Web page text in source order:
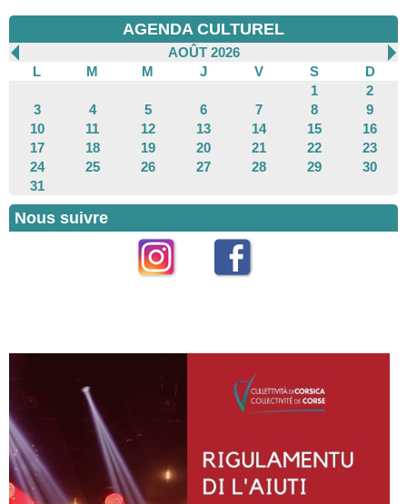
AGENDA CULTUREL
AOÛT 2026
L
M M J V S
D
1
2
3
4 5 6 7 8
9
10
11 12 13 14 15
16
17
18 19 20 21 22
23
24
25 26 27 28 29
30
31
Nous suivre